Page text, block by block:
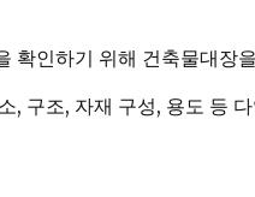
확인하기 위해 건축물대장
구조, 자재 구성, 용도 등